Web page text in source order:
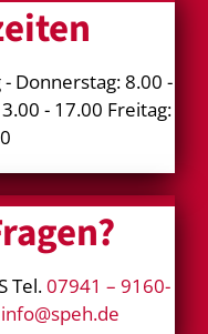
- Donnerstag: 8.00 -
- 17.00 Freitag:
Tel.07941 – 9160-
info@speh.de